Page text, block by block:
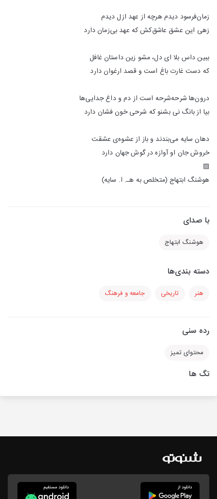
زمان‌فرسود دیدم هرچه از عهد ازل دیدم
زهی این عشق عاشق‌کش که عهد بی‌زمان دارد
ببین داس بلا ای دل، مشو زین داستان غافل
که دست غارت باغ است و قصد ارغوان دارد
درون‌ها شرحه‌شرحه است از دم و داغ جدایی‌ها
بیا از بانگ نی بشنو که شرحی خون فشان دارد
دهان سایه می‌بندند و باز از عشوه‌ی عشقت
خروش جان او آوازه در گوش جهان دارد
▨
هوشنگ ابتهاج (متخلص به هـ. ا. سایه)
با صدای
هوشنگ ابتهاج
دسته بندی‌ها
هنر تاریخی جامعه و فرهنگ
رده سنی
محتوای تمیز
تگ ها